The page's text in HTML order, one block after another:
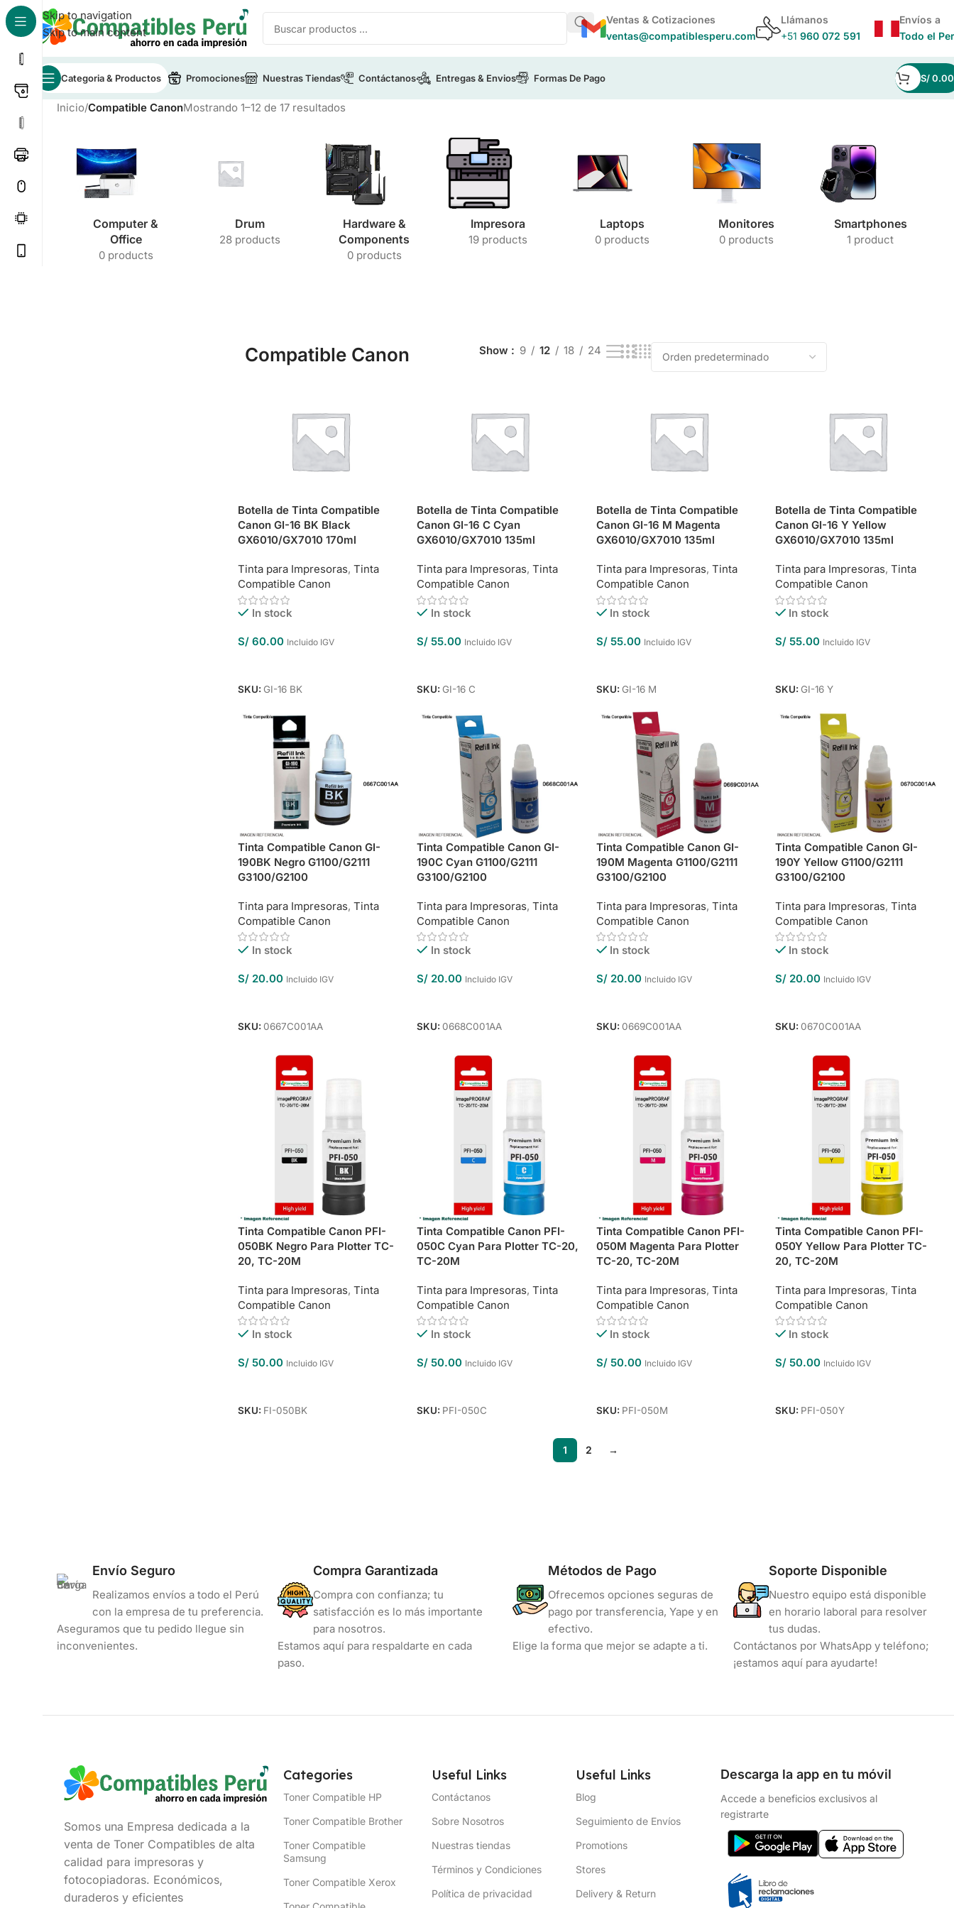
Skip to navigation
Skip to main content
Ventas & Cotizaciones
ventas@compatiblesperu.com
Llámanos
+51 960 072 591
Envíos a
Todo el
Categoria & Productos Promociones Nuestras Tiendas Contáctanos Entregas & Envios Formas De Pago S/0.00
Inicio/Compatible CanonMostrando 1–12 de 17 resultados
Computer &
Office
0 products
Drum
28 products
Hardware &
Components
0 products
Impresora
19 products
Laptops
0 products
Monitores
0 products
Smartphones
1 product
Compatible Canon Show 9 12 18 24
Botella de Tinta Compatible
Canon GI-16 BK Black
GX6010/GX7010 170ml
Tinta para Impresoras, Tinta
Compatible Canon
In stock
S/ 60.00 Incluido IGV
SKU: GI-16 BK
Botella de Tinta Compatible
Canon GI-16 C Cyan
GX6010/GX7010 135ml
Tinta para Impresoras, Tinta
Compatible Canon
In stock
S/ 55.00 Incluido IGV
SKU: GI-16 C
Botella de Tinta Compatible
Canon GI-16 M Magenta
GX6010/GX7010 135ml
Tinta para Impresoras, Tinta
Compatible Canon
In stock
S/55.00 Incluido IGV
SKU: GI-16 M
Botella de Tinta Compatible
Canon GI-16 Y Yellow
GX6010/GX7010 135ml
Tinta para Impresoras, Tinta
Compatible Canon
In stock
S/55.00 Incluido IGV
SKU: GI-16 Y
Tinta Compatible Canon GI-
190BK Negro G1100/G2111
G3100/G2100
Tinta para Impresoras, Tinta
Compatible Canon
In stock
S/ 20.00 Incluido IGV
SKU:0667C001AA
Tinta Compatible Canon GI-
190C Cyan G1100/G2111
G3100/G2100
Tinta para Impresoras, Tinta
Compatible Canon
In stock
S/ 20.00 Incluido IGV
SKU:0668C001AA
Tinta Compatible Canon GI-
190M Magenta G1100/G2111
G3100/G2100
Tinta para Impresoras, Tinta
Compatible Canon
In stock
S/20.00 Incluido IGV
SKU: 0669C001AA
Tinta Compatible Canon GI-
190Y Yellow G1100/G2111
G3100/G2100
Tinta para Impresoras, Tinta
Compatible Canon
In stock
S/20.00 Incluido IGV
SKU: 0670C001AA
Tinta Compatible Canon PFI-
050BK Negro Para Plotter TC-
20, TC-20M
Tinta para Impresoras, Tinta
Compatible Canon
In stock
S/ 50.00 Incluido IGV
SKU: FI-050BK
Tinta Compatible Canon PFI-
050C Cyan Para Plotter TC-20,
TC-20M
Tinta para Impresoras, Tinta
Compatible Canon
In stock
S/ 50.00 Incluido IGV
SKU: PFI-050C
Tinta Compatible Canon PFI-
050M Magenta Para Plotter
TC-20, TC-20M
Tinta para Impresoras, Tinta
Compatible Canon
In stock
S/50.00 Incluido IGV
SKU: PFI-050M
Tinta Compatible Canon PFI-
050Y Yellow Para Plotter TC-
20, TC-20M
Tinta para Impresoras, Tinta
Compatible Canon
In stock
S/50.00 Incluido IGV
SKU: PFI-050Y
1 2 →
Envío Seguro
Realizamos envíos a todo el Perú
con la empresa de tu preferencia.
Aseguramos que tu pedido llegue sin
inconvenientes.
Compra Garantizada
Compra con confianza; tu
satisfacción es lo más importante
para nosotros.
Estamos aquí para respaldarte en cada
paso.
Métodos de Pago
Ofrecemos opciones seguras de
pago por transferencia, Yape y en
efectivo.
Elige la forma que mejor se adapte a ti.
Soporte Disponible
Nuestro equipo está disponible
en horario laboral para resolver
tus dudas.
Contáctanos por WhatsApp y teléfono;
¡estamos aquí para ayudarte!
Somos una Empresa dedicada a la
venta de Toner Compatibles de alta
calidad para impresoras y
fotocopiadoras. Económicos,
duraderos y eficientes
Categories
Toner Compatible HP
Toner Compatible Brother
Toner Compatible
Samsung
Toner Compatible Xerox
Useful Links
Contáctanos
Sobre Nosotros
Nuestras tiendas
Términos y Condiciones
Política de privacidad
Useful Links
Blog
Seguimiento de Envíos
Promotions
Stores
Delivery & Return
Descarga la app en tu móvil
Accede a beneficios exclusivos al
registrarte